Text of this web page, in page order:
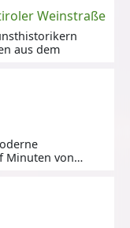
Weinstraße
aus dem
Minuten von